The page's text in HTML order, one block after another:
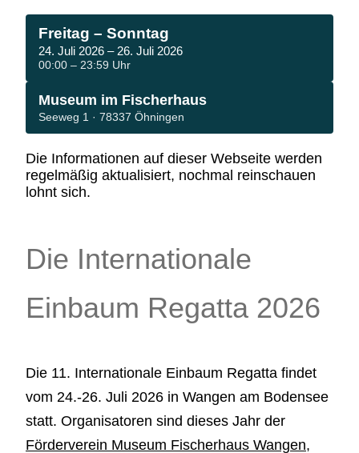
Freitag – Sonntag
24. Juli 2026 – 26. Juli 2026
00:00 – 23:59 Uhr
Museum im Fischerhaus
Seeweg 1 · 78337 Öhningen
Die Informationen auf dieser Webseite werden
regelmäßig aktualisiert, nochmal reinschauen
lohnt sich.
Die Internationale
Einbaum Regatta 2026
Die 11. Internationale Einbaum Regatta findet
vom 24.-26. Juli 2026 in Wangen am Bodensee
statt. Organisatoren sind dieses Jahr der
Förderverein Museum Fischerhaus Wangen,